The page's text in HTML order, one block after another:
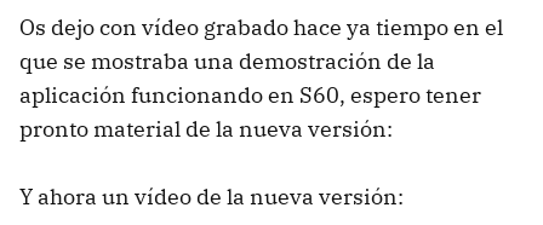
Os dejo con vídeo grabado hace ya tiempo en el
que se mostraba una demostración de la
aplicación funcionando en S60, espero tener
pronto material de la nueva versión:
Y ahora un vídeo de la nueva versión: